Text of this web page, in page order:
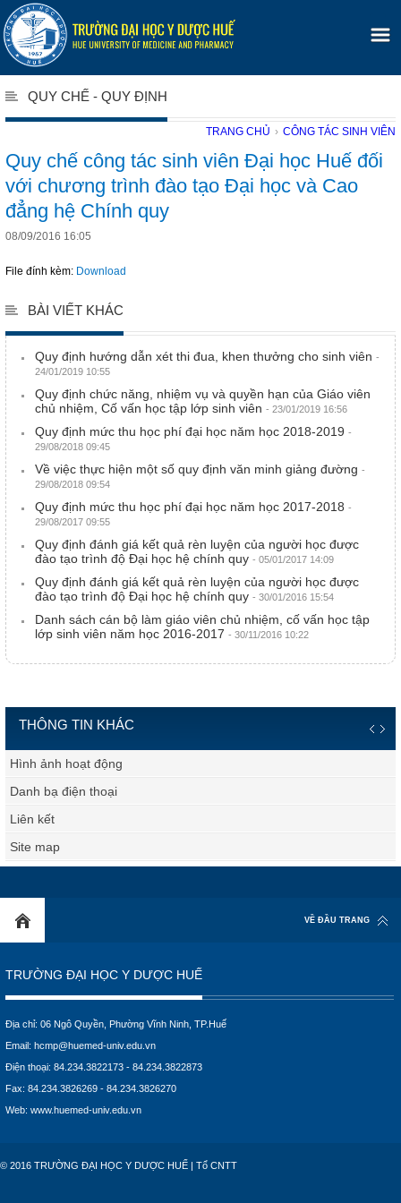
QUY CHẾ - QUY ĐỊNH
TRANG CHỦ › CÔNG TÁC SINH VIÊN
Quy chế công tác sinh viên Đại học Huế đối
với chương trình đào tạo Đại học và Cao
đẳng hệ Chính quy
08/09/2016 16:05
File đính kèm: Download
BÀI VIẾT KHÁC
Quy định hướng dẫn xét thi đua, khen thưởng cho sinh viên -
24/01/2019 10:55
Quy định chức năng, nhiệm vụ và quyền hạn của Giáo viên
chủ nhiệm, Cố vấn học tập lớp sinh viên - 23/01/2019 16:56
Quy định mức thu học phí đại học năm học 2018-2019 -
29/08/2018 09:45
Về việc thực hiện một số quy định văn minh giảng đường -
29/08/2018 09:54
Quy định mức thu học phí đại học năm học 2017-2018 -
29/08/2017 09:55
Quy định đánh giá kết quả rèn luyện của người học được
đào tạo trình độ Đại học hệ chính quy - 05/01/2017 14:09
Quy định đánh giá kết quả rèn luyện của người học được
đào tạo trình độ Đại học hệ chính quy - 30/01/2016 15:54
Danh sách cán bộ làm giáo viên chủ nhiệm, cố vấn học tập
lớp sinh viên năm học 2016-2017 - 30/11/2016 10:22
THÔNG TIN KHÁC
Hình ảnh hoạt động
Danh bạ điện thoại
Liên kết
Site map
VỀ ĐẦU TRANG
TRƯỜNG ĐẠI HỌC Y DƯỢC HUẾ
Địa chỉ: 06 Ngô Quyền, Phường Vĩnh Ninh, TP.Huế
Email: hcmp@huemed-univ.edu.vn
Điện thoại: 84.234.3822173 - 84.234.3822873
Fax: 84.234.3826269 - 84.234.3826270
Web: www.huemed-univ.edu.vn
© 2016 TRƯỜNG ĐẠI HỌC Y DƯỢC HUẾ | Tổ CNTT